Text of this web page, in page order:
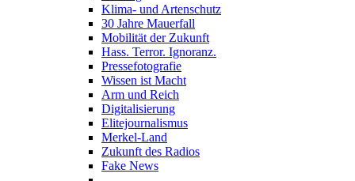
Klima- und Artenschutz
30 Jahre Mauerfall
Mobilität der Zukunft
Hass. Terror. Ignoranz.
Pressefotografie
Wissen ist Macht
Arm und Reich
Digitalisierung
Elitejournalismus
Merkel-Land
Zukunft des Radios
Fake News